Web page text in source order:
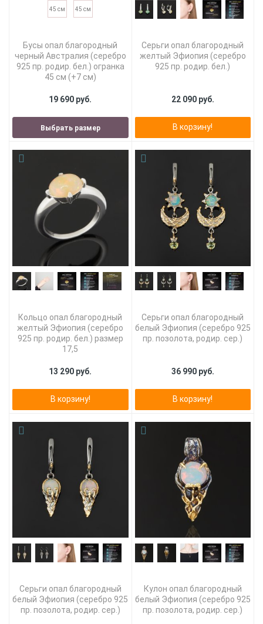
45 см 45 см
Бусы опал благородный
черный Австралия (серебро
925 пр. родир. бел.) огранка
45 см (+7 см)
19 690 руб.
Выбрать размер
Серьги опал благородный
желтый Эфиопия (серебро
925 пр. родир. бел.)
22 090 руб.
В корзину!
Кольцо опал благородный
желтый Эфиопия (серебро
925 пр. родир. бел.) размер
17,5
13 290 руб.
В корзину!
Серьги опал благородный
белый Эфиопия (серебро 925
пр. позолота, родир. сер.)
36 990 руб.
В корзину!
Серьги опал благородный
белый Эфиопия (серебро 925
пр. позолота, родир. сер.)
Кулон опал благородный
белый Эфиопия (серебро 925
пр. позолота, родир. сер.)